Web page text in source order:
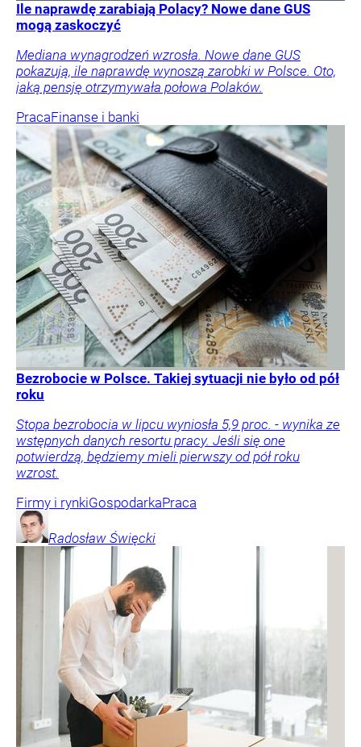
Ile naprawdę zarabiają Polacy? Nowe dane GUS
mogą zaskoczyć
Mediana wynagrodzeń wzrosła. Nowe dane GUS
pokazują, ile naprawdę wynoszą zarobki w Polsce. Oto,
jaką pensję otrzymywała połowa Polaków.
PracaFinanse i banki
Bezrobocie w Polsce. Takiej sytuacji nie było od pół
roku
Stopa bezrobocia w lipcu wyniosła 5,9 proc. - wynika ze
wstępnych danych resortu pracy. Jeśli się one
potwierdzą, będziemy mieli pierwszy od pół roku
wzrost.
Firmy i rynkiGospodarkaPraca
Radosław Święcki